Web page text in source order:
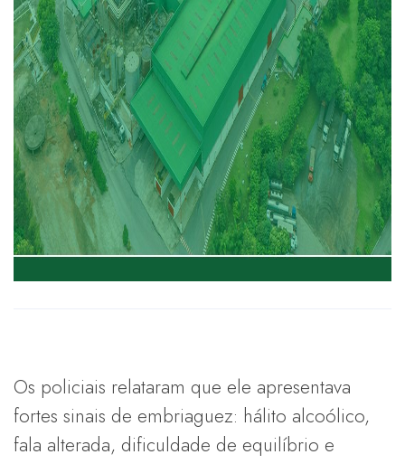
Os policiais relataram que ele apresentava
fortes sinais de embriaguez: hálito alcoólico,
fala alterada, dificuldade de equilíbrio e